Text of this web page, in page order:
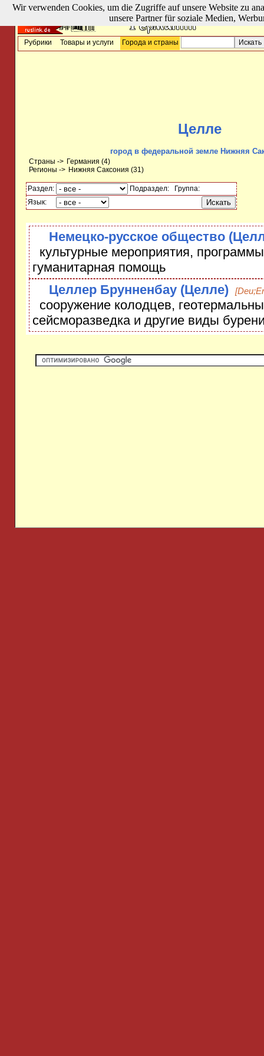
Рубрики Товары и услуги Города и страны
Целле
город в федеральной земле Нижняя
Страны -> Германия (4)
Регионы -> Нижняя Саксония (31)
Раздел: Подраздел:
Группа:
Язык:
Немецко-русское общество
культурные мероприятия,
гуманитарная помощь
Целлер Брунненбау (Целле)
сооружение колодцев,
сейсморазведка и другие виды
Wir verwenden Cookies, um die Zugriffe auf unsere Website zu
unsere Partner für soziale Medien,